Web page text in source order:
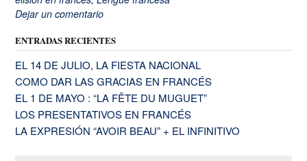
Dejar un comentario
ENTRADAS RECIENTES
EL 14 DE JULIO, LA FIESTA NACIONAL
COMO DAR LAS GRACIAS EN FRANCÉS
EL 1 DE MAYO : “LA FÊTE DU MUGUET”
LOS PRESENTATIVOS EN FRANCÉS
LA EXPRESIÓN “AVOIR BEAU” + EL INFINITIVO